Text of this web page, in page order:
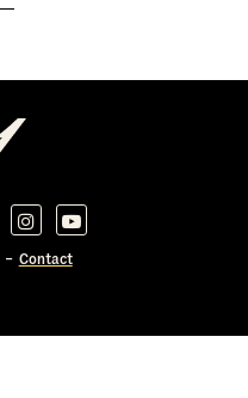
Contact